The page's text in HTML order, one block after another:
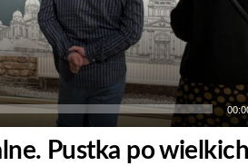
Pustka po wielkich